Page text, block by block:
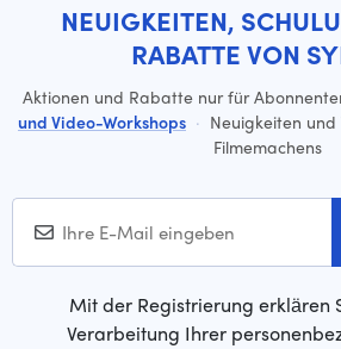
NEUIGKEITEN,
RABATTE VON
Aktionen und Rabatte nur für
und Video-Workshops · Neuigkeiten
Filmemachens
Mit der Registrierung erklären
Verarbeitung Ihrer